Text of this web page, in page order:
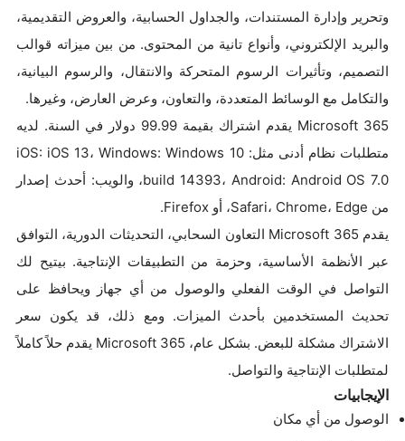
وتحرير وإدارة المستندات، والجداول الحسابية، والعروض التقديمية،
والبريد الإلكتروني، وأنواع تانية من المحتوى. من بين ميزاته قوالب
التصميم، وتأثيرات الرسوم المتحركة والانتقال، والرسوم البيانية،
والتكامل مع الوسائط المتعددة، والتعاون، وعرض العارض، وغيرها.
Microsoft 365 يقدم اشتراك بقيمة 99.99 دولار في السنة. لديه
متطلبات نظام أدنى مثل: iOS: iOS 13، Windows: Windows 10
build 14393، Android: Android OS 7.0، والويب: أحدث إصدار
من Safari، Chrome، Edge، أو Firefox.
يقدم Microsoft 365 التعاون السحابي، التحديثات الدورية، التوافق
عبر الأنظمة الأساسية، وحزمة من التطبيقات الإنتاجية. بيتيح لك
التواصل في الوقت الفعلي والوصول من أي جهاز ويحافظ على
تحديث المستخدمين بأحدث الميزات. ومع ذلك، قد يكون سعر
الاشتراك مشكلة للبعض. بشكل عام، Microsoft 365 يقدم حلاً كاملاً
لمتطلبات الإنتاجية والتواصل.
الإيجابيات
الوصول من أي مكان